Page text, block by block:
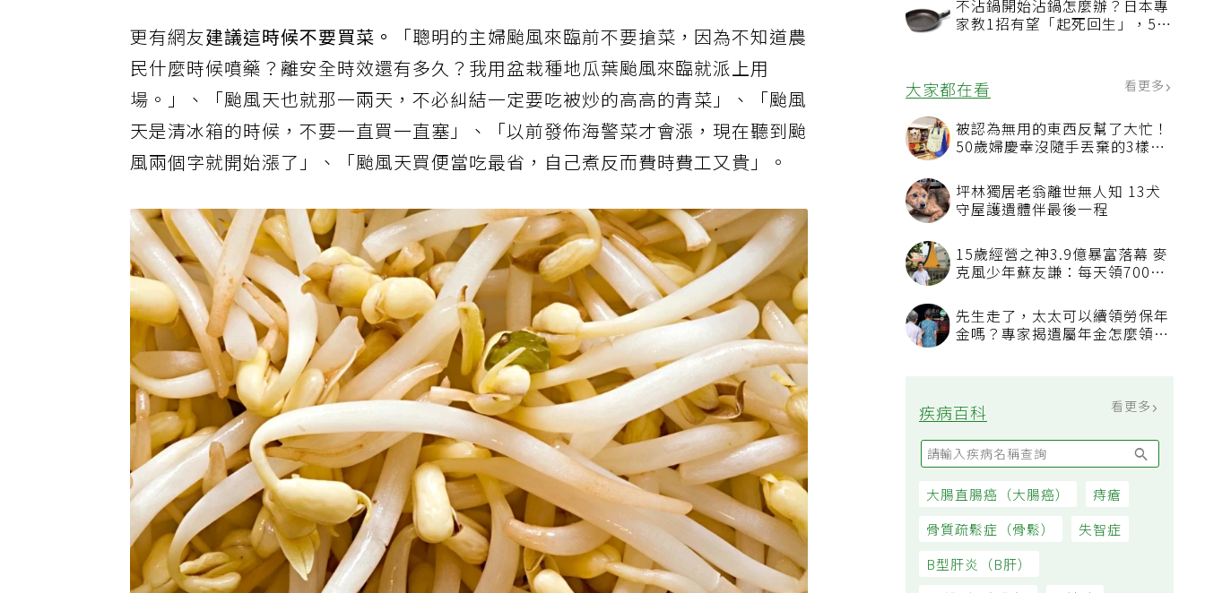
不沾鍋開始沾鍋怎麼辦？日本專
家教1招有望「起死回生」，5情
大家都在看
被認為無用的東西反幫了大忙！
50歲婦慶幸沒隨手丟棄的3樣物
坪林獨居老翁離世無人知 13犬
守屋護遺體伴最後一程
15歲經營之神3.9億暴富落幕 麥
克風少年蘇友謙：每天領700元
過日子
先生走了，太太可以續領勞保年
疾病百科
更有網友建議這時候不要買菜。
「聰明的主婦颱風來臨前不要搶菜，因為不知道農
民什麼時候噴藥？離安全時效還有多久？我用盆栽種地瓜葉颱風來臨就派上用
場。」、「颱風天也就那一兩天，不必糾結一定要吃被炒的高高的青菜」、「颱風
天是清冰箱的時候，不要一直買一直塞」、「以前發佈海警菜才會漲，現在聽到颱
風兩個字就開始漲了」、「颱風天買便當吃最省，自己煮反而費時費工又貴」。